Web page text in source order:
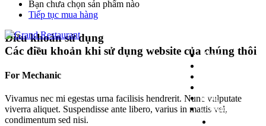
Bạn chưa chọn sản phẩm nào
Tiếp tục mua hàng
Home
Blog
Contact
Điều khoản sử dụng
Các điều khoản khi sử dụng website của chúng thôi
For Mechanic
Vivamus nec mi egestas urna facilisis hendrerit. Nunc vulputate
viverra aliquet. Suspendisse ante libero, varius in mattis vel,
condimentum sed nisi.